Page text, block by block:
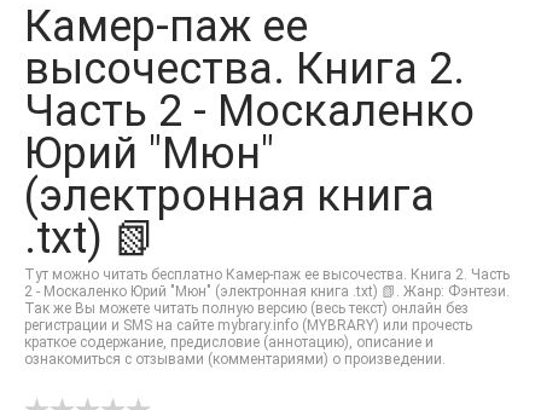
Камер-паж ее
высочества. Книга 2.
Часть 2 - Москаленко
Юрий "Мюн"
(электронная книга
.txt) 📗
Тут можно читать бесплатно Камер-паж ее высочества. Книга 2. Часть
2 - Москаленко Юрий "Мюн" (электронная книга .txt) 📗. Жанр: Фэнтези.
Так же Вы можете читать полную версию (весь текст) онлайн без
регистрации и SMS на сайте mybrary.info (MYBRARY) или прочесть
краткое содержание, предисловие (аннотацию), описание и
ознакомиться с отзывами (комментариями) о произведении.